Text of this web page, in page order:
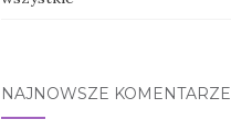
NAJNOWSZE KOMENTARZE